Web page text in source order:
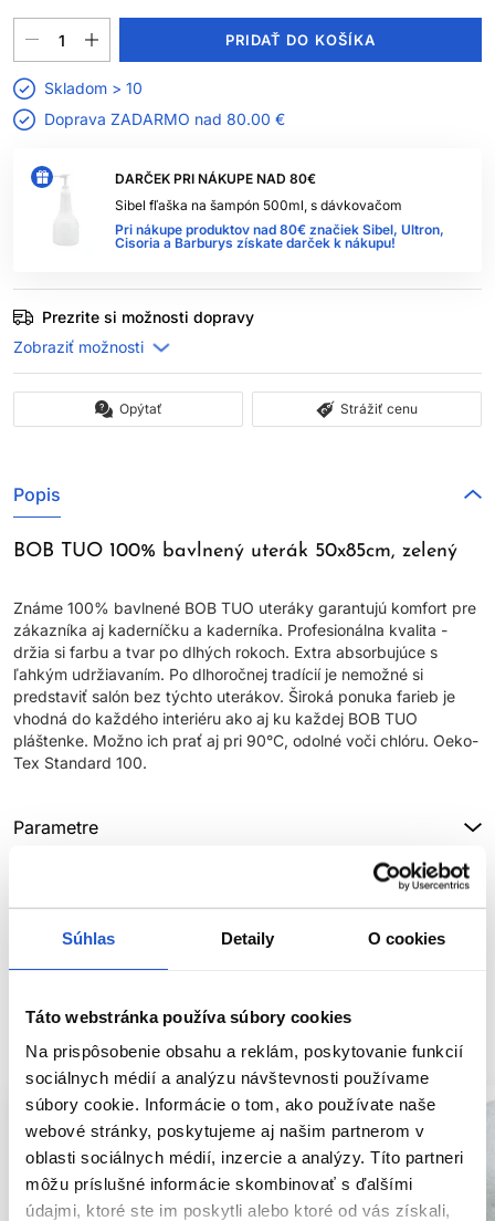
Súhlas Detaily O cookies
Táto webstránka používa súbory cookies
Na prispôsobenie obsahu a reklám, poskytovanie funkcií
sociálnych médií a analýzu návštevnosti používame
súbory cookie. Informácie o tom, ako používate naše
webové stránky, poskytujeme aj našim partnerom v
oblasti sociálnych médií, inzercie a analýzy. Títo partneri
môžu príslušné informácie skombinovať s ďalšími
údajmi, ktoré ste im poskytli alebo ktoré od vás získali,
DARČEK PRI NÁKUPE NAD 80€
Sibel fľaška na šampón 500ml, s dávkovačom
Pri nákupe produktov nad 80€ značiek Sibel, Ultron,
Cisoria a Barburys získate darček k nákupu!
PRIDAŤ DO KOŠÍKA
Skladom > 10
Doprava ZADARMO nad 80.00 €
Prezrite si možnosti dopravy
Opýtať Strážiť cenu
Popis
BOB TUO 100% bavlnený uterák 50x85cm, zelený
Známe 100% bavlnené BOB TUO uteráky garantujú komfort pre
zákazníka aj kaderníčku a kaderníka. Profesionálna kvalita -
držia si farbu a tvar po dlhých rokoch. Extra absorbujúce s
ľahkým udržiavaním. Po dlhoročnej tradícií je nemožné si
predstaviť salón bez týchto uterákov. Široká ponuka farieb je
vhodná do každého interiéru ako aj ku každej BOB TUO
pláštenke. Možno ich prať aj pri 90°C, odolné voči chlóru. Oeko-
Tex Standard 100.
Parametre
Hodnotenia
SÚVISIACE PRODUKTY